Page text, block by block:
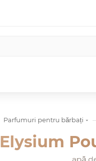
Parfumuri pentru bărbați